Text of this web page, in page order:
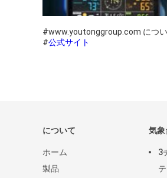
#www.youtonggroup.com につ
#公式サイト
について
ホーム
製品
気象
3